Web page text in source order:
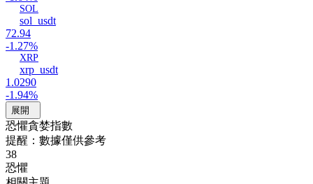
SOL
sol_usdt
72.94
-1.27%
XRP
xrp_usdt
1.0290
-1.94%
展開
恐懼貪婪指數
提醒：數據僅供參考
38
恐懼